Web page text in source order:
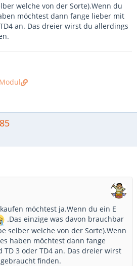
welche von der Sorte).Wenn du
möchtest dann fange lieber mit
an. Das dreier wirst du allerdings
möchtest ja.Wenn du ein E
.Das einzige was davon brauchbar
selber welche von der Sorte).Wenn
haben möchtest dann fange
3 oder TD4 an. Das dreier wirst
finden.